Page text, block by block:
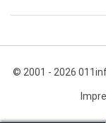
© 2001 - 2026